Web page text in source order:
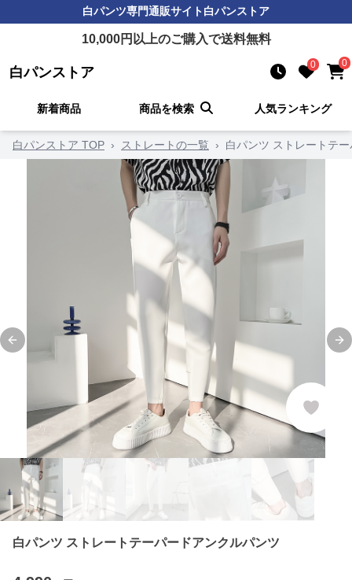
白パンツ専門通販サイト白パンストア
10,000円以上のご購入で送料無料
白パンストア 0 0
新着商品 商品を検索 人気ランキング
白パンストア TOP › ストレートの一覧 › 白パンツ ストレートテ
Previous slide
白パンツ ストレートテーパードアンクルパンツ